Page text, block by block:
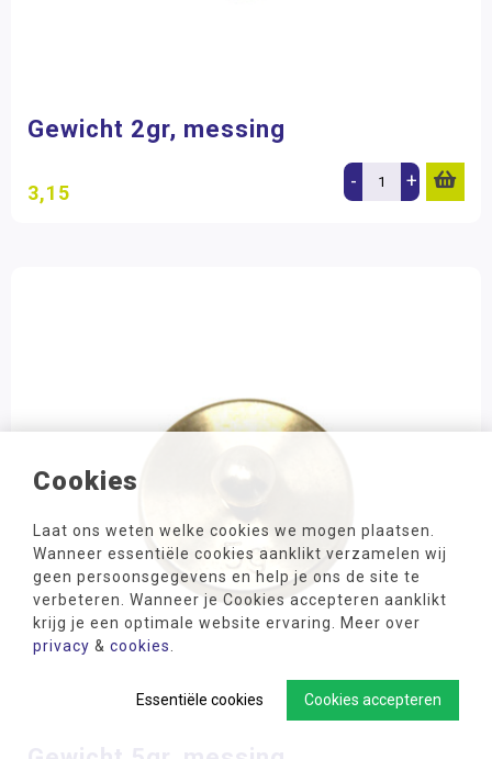
Cookies
Laat ons weten welke cookies we mogen plaatsen.
Wanneer essentiële cookies aanklikt verzamelen wij
geen persoonsgegevens en help je ons de site te
verbeteren. Wanneer je Cookies accepteren aanklikt
krijg je een optimale website ervaring. Meer over
privacy & cookies
Cookies accepteren
Essentiële cookies
Gewicht 2gr, messing
3,15 - +